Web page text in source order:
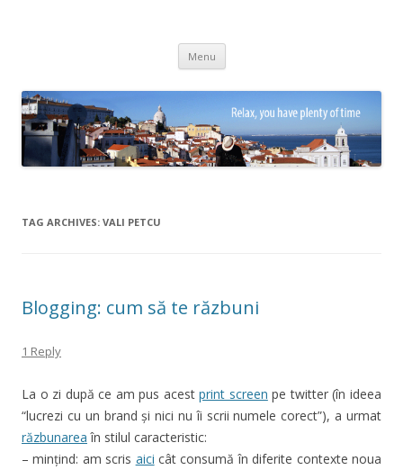
Menu Skip
content
TAG ARCHIVES: VALI PETCU
Blogging: cum să te răzbuni
1 Reply
La o zi după ce am pus acestprint screen pe twitter (în ideea
“lucrezi cu un brand și nici nu îi scrii numele corect”), a urmat
răzbunarea în stilul caracteristic:
– mințind: am scris aici cât consumă în diferite contexte noua